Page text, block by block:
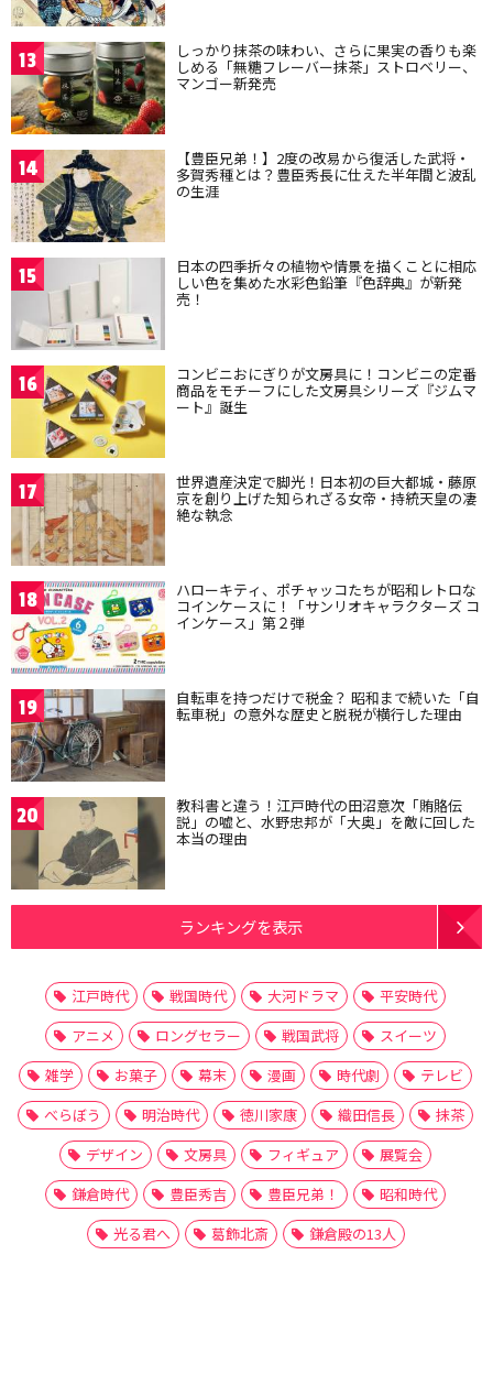
13 しっかり抹茶の味わい、さらに果実の香りも楽
しめる「無糖フレーバー抹茶」ストロベリー、
マンゴー新発売
14 【豊臣兄弟！】2度の改易から復活した武将・
多賀秀種とは？豊臣秀長に仕えた半年間と波乱
の生涯
15 日本の四季折々の植物や情景を描くことに相応
しい色を集めた水彩色鉛筆『色辞典』が新発
売！
16 コンビニおにぎりが文房具に！コンビニの定番
商品をモチーフにした文房具シリーズ『ジムマ
ート』誕生
17 世界遺産決定で脚光！日本初の巨大都城・藤原
京を創り上げた知られざる女帝・持統天皇の凄
絶な執念
18 ハローキティ、ポチャッコたちが昭和レトロな
コインケースに！「サンリオキャラクターズ コ
インケース」第２弾
19 自転車を持つだけで税金？ 昭和まで続いた「自
転車税」の意外な歴史と脱税が横行した理由
20 教科書と違う！江戸時代の田沼意次「賄賂伝
説」の嘘と、水野忠邦が「大奥」を敵に回した
本当の理由
ランキングを表示
江戸時代 戦国時代 大河ドラマ
平安時代
アニメ
ロングセラー 戦国武将
スイーツ
雑学
お菓子 幕末 漫画 時代劇
テレビ
べらぼう
明治時代 徳川家康 織田信長
抹茶
デザイン
文房具 フィギュア
展覧会
鎌倉時代
豊臣秀吉 豊臣兄弟！
昭和時代
光る君へ
葛飾北斎 鎌倉殿の13人